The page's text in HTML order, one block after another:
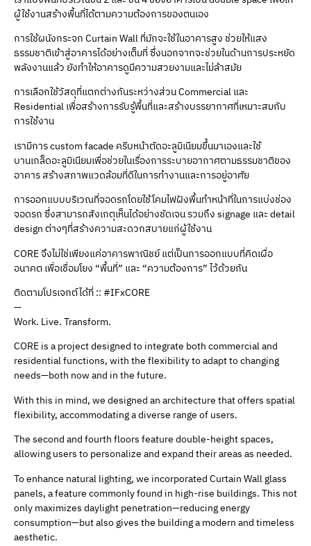
ผู้ใช้งานสร้างพื้นที่ได้ตามความต้องการของตนเอง
การใช้ผนังกระจก Curtain Wall ที่มักจะใช้ในอาคารสูง ช่วยให้แสง
ธรรมชาติเข้าสู่อาคารได้อย่างเต็มที่ ซึ่งนอกจากจะช่วยในด้านการประหยัด
พลังงานแล้ว ยังทำให้อาคารดูมีความสวยงามและไม่ล้าสมัย
การเลือกใช้วัสดุที่แตกต่างกันระหว่างส่วน Commercial และ
Residential เพื่อสร้างการรับรู้พื้นที่และสร้างบรรยากาศที่เหมาะสมกับ
การใช้งาน
เรามีการ custom facade ครีบหน้าตัดอะลูมิเนียมขึ้นมาเองและใช้
บานเกล็ดอะลูมิเนียมเพื่อช่วยในเรื่องการระบายอากาศตามธรรมชาติของ
อาคาร สร้างสภาพแวดล้อมที่ดีในการทำงานและการอยู่อาศัย
การออกแบบบริเวณที่จอดรถโดยใช้โคมไฟฝังพื้นทำหน้าที่ในการแบ่งช่อง
จอดรถ ซึ่งสามารถสังเกตุเห็นได้อย่างชัดเจน รวมถึง signage และ detail
design ต่างๆที่สร้างความสะดวกสบายแก่ผู้ใช้งาน
CORE จึงไม่ใช่เพียงแค่อาคารพาณิชย์ แต่เป็นการออกแบบที่คิดเผื่อ
อนาคต เพื่อเชื่อมโยง “พื้นที่” และ “ความต้องการ” ไว้ด้วยกัน
ติดตามโปรเจกต์ได้ที่ :: #IFxCORE
—
Work. Live. Transform.
CORE is a project designed to integrate both commercial and
residential functions, with the flexibility to adapt to changing
needs—both now and in the future.
With this in mind, we designed an architecture that offers spatial
flexibility, accommodating a diverse range of users.
The second and fourth floors feature double-height spaces,
allowing users to personalize and expand their areas as needed.
To enhance natural lighting, we incorporated Curtain Wall glass
panels, a feature commonly found in high-rise buildings. This not
only maximizes daylight penetration—reducing energy
consumption—but also gives the building a modern and timeless
aesthetic.